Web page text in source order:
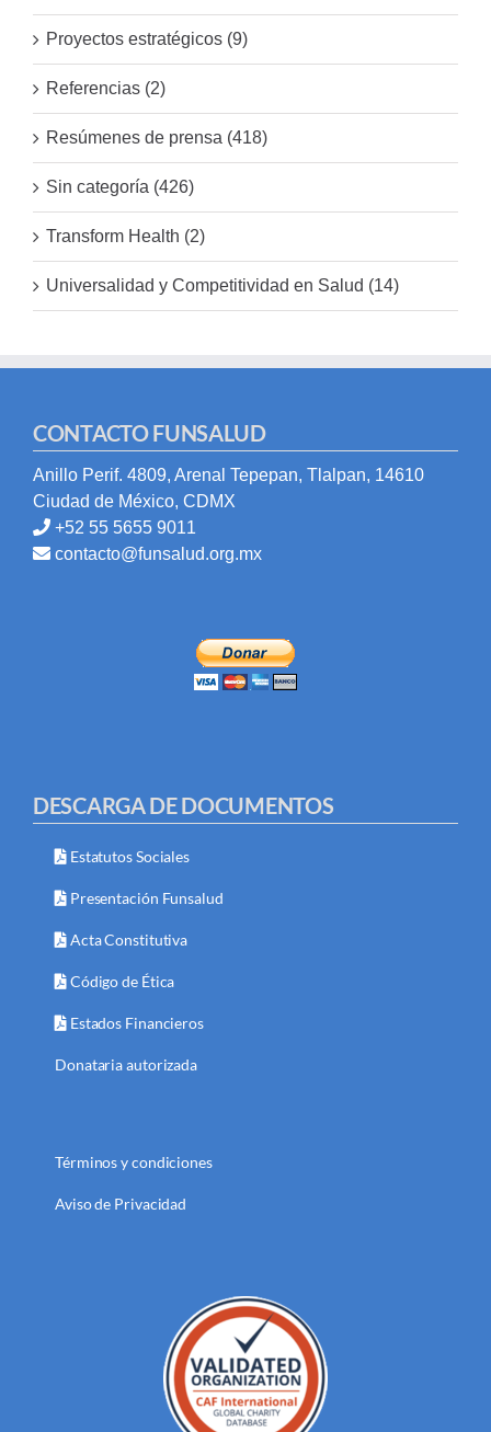
Proyectos estratégicos (9)
Referencias (2)
Resúmenes de prensa (418)
Sin categoría (426)
Transform Health (2)
Universalidad y Competitividad en Salud (14)
CONTACTO FUNSALUD
Anillo Perif. 4809, Arenal Tepepan, Tlalpan, 14610
Ciudad de México, CDMX
+52 55 5655 9011
contacto@funsalud.org.mx
DESCARGA DE DOCUMENTOS
Estatutos Sociales
Presentación Funsalud
Acta Constitutiva
Código de Ética
Estados Financieros
Donataria autorizada
Términos y condiciones
Aviso de Privacidad